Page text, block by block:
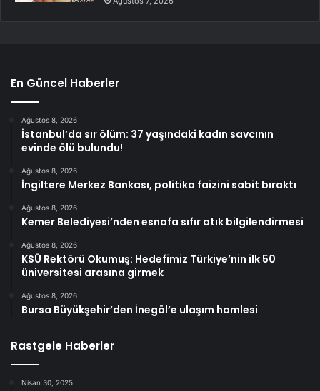
En Güncel Haberler
Ağustos 8, 2026
İstanbul’da sır ölüm: 37 yaşındaki kadın savcının
evinde ölü bulundu!
Ağustos 8, 2026
İngiltere Merkez Bankası, politika faizini sabit bıraktı
Ağustos 8, 2026
Kemer Belediyesi’nden esnafa sıfır atık bilgilendirmesi
Ağustos 8, 2026
KSÜ Rektörü Okumuş: Hedefimiz Türkiye’nin ilk 50
üniversitesi arasına girmek
Ağustos 8, 2026
Bursa Büyükşehir’den İnegöl’e ulaşım hamlesi
Rastgele Haberler
Nisan 30, 2025